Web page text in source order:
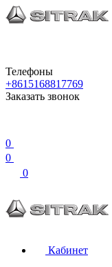
Телефоны
+8615168817769
Заказать звонок
0
0
0
Кабинет